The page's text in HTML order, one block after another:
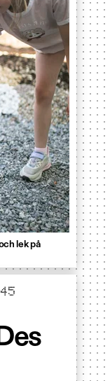
lek på